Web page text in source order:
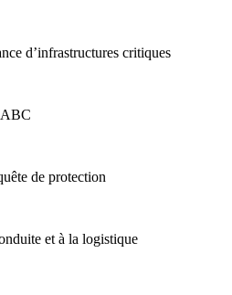
d’infrastructures critiques
ABC
de protection
et à la logistique